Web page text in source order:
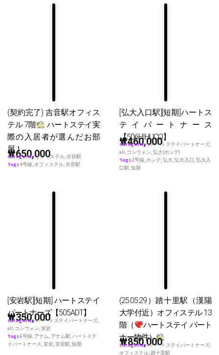
(契約完了) 吉音駅オフィス
テル 7階
ハートステイ実
際の入居者が選んだお部
屋！
₩650,000
Categoriesオフィステル,吉音駅
Tags4号線, オフィステル,吉音駅
[弘大入口駅][短期]ハートス
テイパートナース
【506HIHUCO】
₩460,000
Categories♥ ハートステイパートナーズ,
all, コシウォン,弘大(ホンデ)
Tags2号線,ホンデ,弘大,弘大入口,弘大入
口駅,短期
[安岩駅][短期] ハートステイ
パートナーズ【505ADT】
₩350,000
Categories♥ ハートステイパートナーズ
all コシウォン 安岩
Tags6号線 アナム アナム駅 ハートステ
イパートナース 安岩 安岩駅 短期
(25.05.29）踏十里駅（漢陽
大学付近）オフィステル 13
階（
ハートステイ パート
ナー物件）
₩850,000
Categories♥ ハートステイパートナーズ
オフィステル 踏十里駅